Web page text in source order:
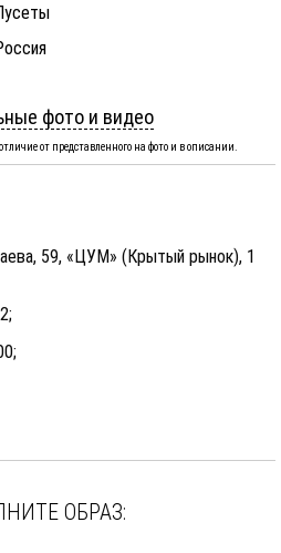
фото и видео
от представленного на фото и в описании.
59, «ЦУМ» (Крытый рынок), 1
ОБРАЗ: